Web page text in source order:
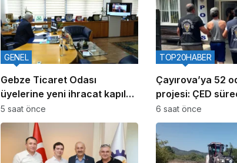
Gebze Ticaret Odası
üyelerine yeni ihracat kapıları
aralıyor
GENEL
5 saat önce
Çayırova’ya 52
projesi: ÇED
TOP20HABER
6 saat önce